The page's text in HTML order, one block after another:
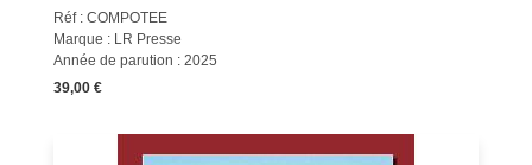
Réf : COMPOTEE
Marque : LR Presse
Année de parution : 2025
39,00 €